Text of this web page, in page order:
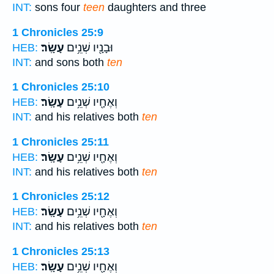
INT: sons four teen daughters and three
1 Chronicles 25:9
HEB:
וּבָנָ֖יו שְׁנֵ֥ים עָשָֽׂר׃
INT: and sons both ten
1 Chronicles 25:10
HEB:
וְאֶחָ֖יו שְׁנֵ֥ים עָשָֽׂר׃
INT: and his relatives both ten
1 Chronicles 25:11
HEB:
וְאֶחָ֖יו שְׁנֵ֥ים עָשָֽׂר׃
INT: and his relatives both ten
1 Chronicles 25:12
HEB:
וְאֶחָ֖יו שְׁנֵ֥ים עָשָֽׂר׃
INT: and his relatives both ten
1 Chronicles 25:13
HEB:
וְאֶחָ֖יו שְׁנֵ֥ים עָשָֽׂר׃